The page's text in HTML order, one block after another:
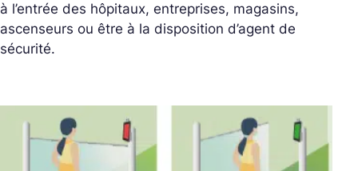
à l’entrée des hôpitaux, entreprises, magasins,
ascenseurs ou être à la disposition d’agent de
sécurité.